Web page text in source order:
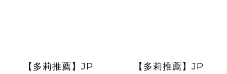
【多莉推薦】JP
【多莉推薦】JP